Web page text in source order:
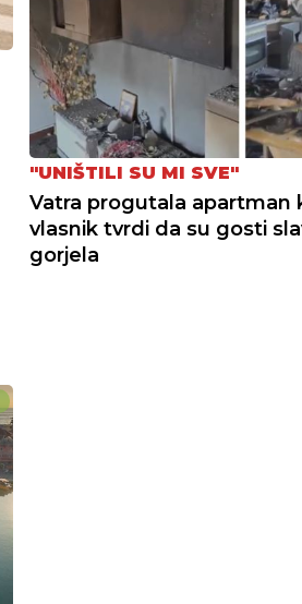
"UNIŠTILI SU MI SVE"
Vatra progutala apartman
vlasnik tvrdi da su gosti
gorjela